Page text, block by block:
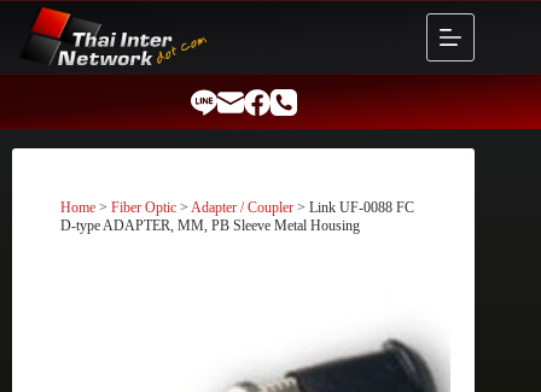
content
Home > Fiber Optic > Adapter / Coupler > Link UF-0088 FC
D-type ADAPTER, MM, PB Sleeve Metal Housing